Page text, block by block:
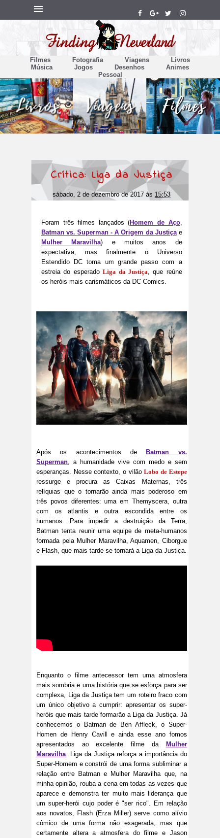
Filmes Fotografia Viagens
Livros
Música
Jogos Desenhos
Animes
Pessoal
Crítica: Liga da Justiça
sábado, 2 de dezembro de 2017às 15:53
Foram três filmes lançados (Homem de Aço,
Batman vs. Superman - A Origem da Justiçae
Mulher Maravilha) e muitos anos de
expectativa, mas finalmente o Universo
Estendido DC toma um grande passo com a
estreia do esperadoLiga da Justiça, que reúne
os heróis mais carismáticos da DC Comics.
Após os acontecimentos de
Batman vs.
Superman, a humanidade vive com medo e sem
esperanças. Nesse contexto, o vilãoLobo de Estepe
ressurge e procura as Caixas Maternas, três
relíquias que o tornarão ainda mais poderoso em
três povos diferentes: uma em Themyscera, outra
com os atlantis e outra escondida entre os
humanos. Para impedir a destruição da Terra,
Batman tenta reunir uma equipe de meta-humanos
formada pela Mulher Maravilha, Aquamen, Ciborgue
e Flash, que mais tarde se tornará a Liga da Justiça.
Enquanto o filme antecessor tem uma atmosfera
mais sombria e uma história que se esforça para ser
complexa, Liga da Justiça tem um roteiro fraco com
um único objetivo a cumprir: apresentar os super-
heróis que mais tarde formarão a Liga da Justiça. Já
conhecemos o Batman de Ben Affleck, o Super-
Homen de Henry Cavill e ainda esse ano fomos
apresentados ao excelente filme da
Mulher
Maravilha . Liga da Justiça reforça a importância do
Super-Homem e constrói de uma forma subliminar a
relação entre Batman e Mulher Maravilha que, na
minha opinião, rouba a cena em todas as vezes que
aparece e demonstra ter muito mais liderança que
um super-herói cujo poder é "ser rico". Em relação
aos novatos, Flash (Erza Miller) serve como alívio
cômico de uma forma não exagerada, mas que
certamente altera a atmosfera do filme e Jason